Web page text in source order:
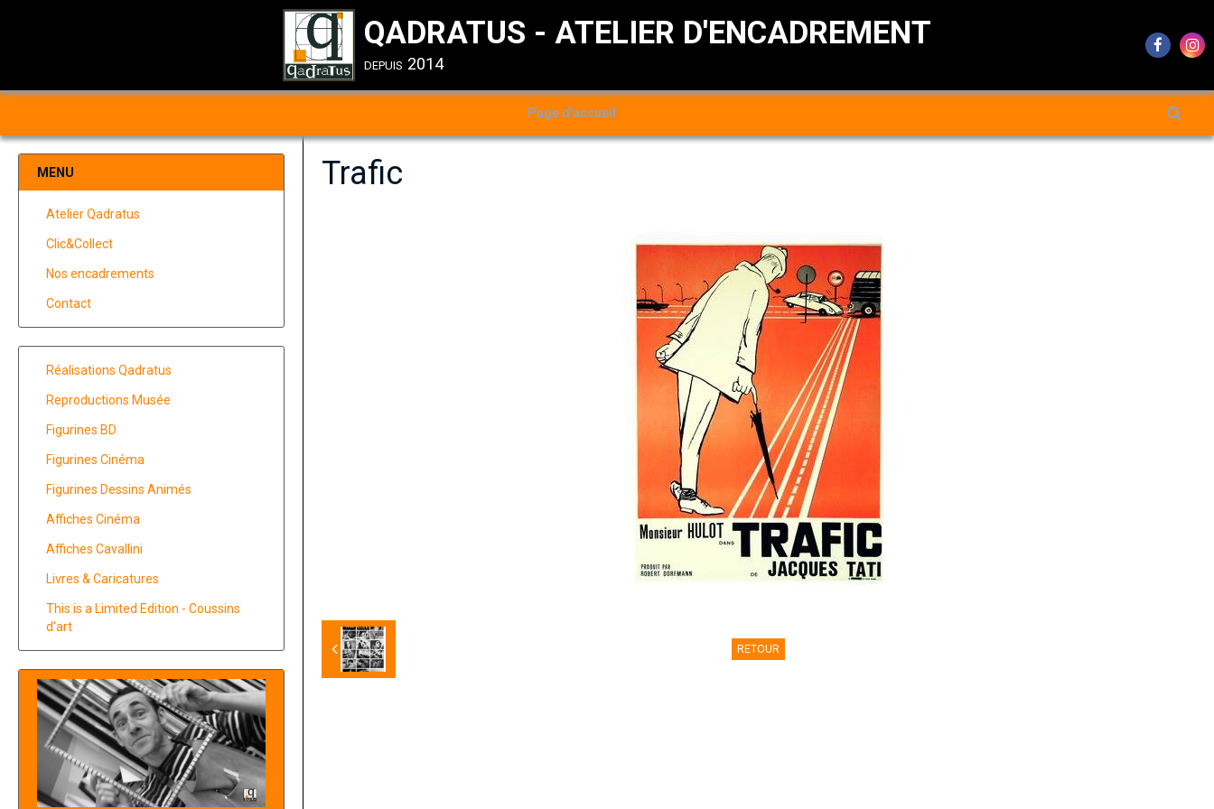
QADRATUS - ATELIER D'ENCADREMENT
depuis 2014
Page d'accueil
Trafic
RETOUR
MENU
Atelier Qadratus
Clic&Collect
Nos encadrements
Contact
Réalisations Qadratus
Reproductions Musée
Figurines BD
Figurines Cinéma
Figurines Dessins Animés
Affiches Cinéma
Affiches Cavallini
Livres & Caricatures
This is a Limited Edition - Coussins
d'art